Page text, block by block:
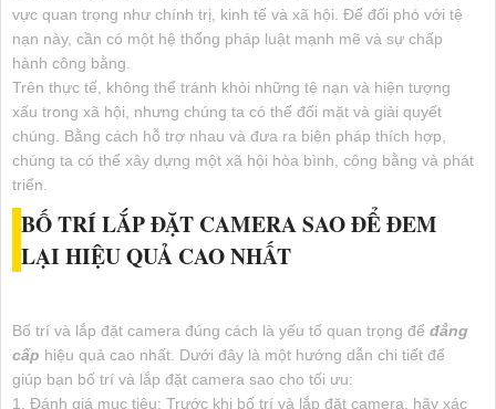
vực quan trọng như chính trị, kinh tế và xã hội. Để đối phó với tệ
nạn này, cần có một hệ thống pháp luật mạnh mẽ và sự chấp
hành công bằng.
Trên thực tế, không thể tránh khỏi những tệ nạn và hiện tượng
xấu trong xã hội, nhưng chúng ta có thể đối mặt và giải quyết
chúng. Bằng cách hỗ trợ nhau và đưa ra biện pháp thích hợp,
chúng ta có thể xây dựng một xã hội hòa bình, công bằng và phát
triển.
BỐ TRÍ LẮP ĐẶT CAMERA SAO ĐỂ ĐEM
LẠI HIỆU QUẢ CAO NHẤT
Bố trí và lắp đặt camera đúng cách là yếu tố quan trọng để đẳng
cấp hiệu quả cao nhất. Dưới đây là một hướng dẫn chi tiết để
giúp bạn bố trí và lắp đặt camera sao cho tối ưu:
1. Đánh giá mục tiêu: Trước khi bố trí và lắp đặt camera, hãy xác